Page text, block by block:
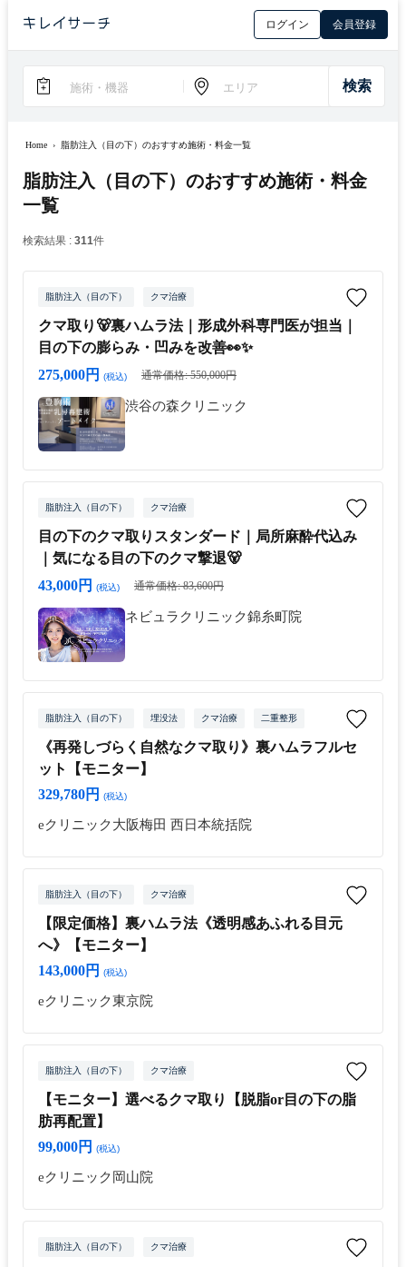
ログイン 会員登録
Home › 脂肪注入（目の下）のおすすめ施術・料金一覧
脂肪注入（目の下）のおすすめ施術・料金
一覧
検索結果 : 311件
脂肪注入（目の下） クマ治療
クマ取り🐻裏ハムラ法｜形成外科専門医が担当｜
目の下の膨らみ・凹みを改善👀✨
275,000円
(税込) 通常価格: 550,000円
渋谷の森クリニック
脂肪注入（目の下） クマ治療
目の下のクマ取りスタンダード｜局所麻酔代込み
｜気になる目の下のクマ撃退🐻
43,000円
(税込) 通常価格: 83,600円
ネビュラクリニック錦糸町院
脂肪注入（目の下） 埋没法 クマ治療 二重整形
《再発しづらく自然なクマ取り》裏ハムラフルセ
ット【モニター】
329,780円
(税込)
eクリニック大阪梅田 西日本統括院
脂肪注入（目の下） クマ治療
【限定価格】裏ハムラ法《透明感あふれる目元
へ》【モニター】
143,000円
(税込)
eクリニック東京院
脂肪注入（目の下） クマ治療
【モニター】選べるクマ取り【脱脂or目の下の脂
肪再配置】
99,000円
(税込)
eクリニック岡山院
脂肪注入（目の下） クマ治療